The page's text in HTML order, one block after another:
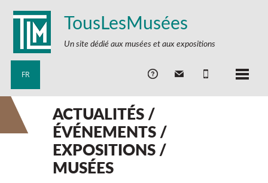
TousLesMusées
Un site dédié aux musées et aux expositions
FR
ACTUALITÉS /
ÉVÉNEMENTS /
EXPOSITIONS /
MUSÉES